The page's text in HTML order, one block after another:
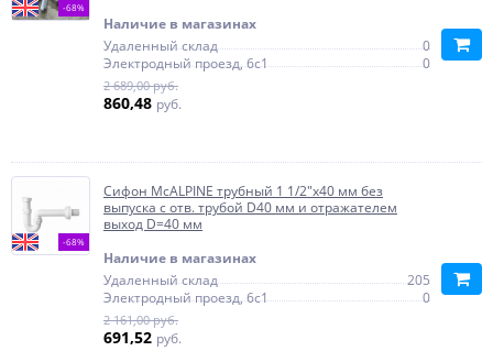
-68%
Наличие в магазинах
Удаленный склад
0
Электродный проезд, 6с1
0
2 689,00 руб.
860,48 руб.
-68%
Сифон McALPINE трубный 1 1/2"х40 мм без
выпуска с отв. трубой D40 мм и отражателем
выход D=40 мм
Наличие в магазинах
Удаленный склад
205
Электродный проезд, 6с1
0
2 161,00 руб.
691,52 руб.